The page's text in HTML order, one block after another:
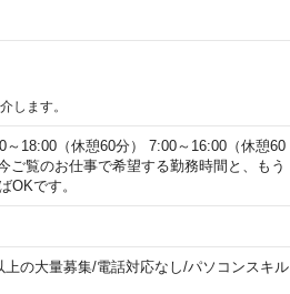
します。
18:00（休憩60分） 7:00～16:00（休憩60
覧のお仕事で希望する勤務時間と、もう
OKです。
上の大量募集/電話対応なし/パソコンスキル